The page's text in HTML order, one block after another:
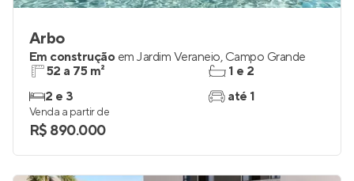
Arbo
Em construção em Jardim Veraneio, Campo Grande
52 a 75 m²
2 e 3
1 e 2
até 1
Venda a partir de
R$ 890.000